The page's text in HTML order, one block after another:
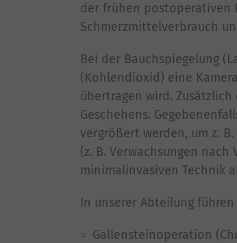
der frühen postoperativen
Schmerzmittelverbrauch
Bei der Bauchspiegelung
(Kohlendioxid) eine
übertragen wird.
Geschehens.
vergrößert werden, um z.
(z. B. Verwachsungen
minimalinvasiven Technik
In unserer Abteilung
Gallensteinoperation